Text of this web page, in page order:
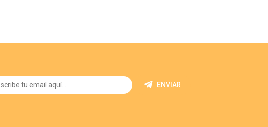
ENVIAR